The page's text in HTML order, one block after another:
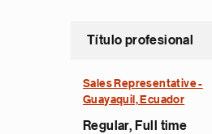
Título profesional
Sales Representative -
Guayaquil, Ecuador
Regular, Full time